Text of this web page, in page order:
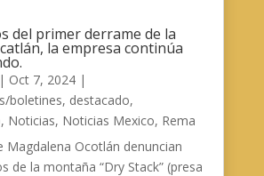
del primer derrame de la
la empresa continúa
Oct 7, 2024|
boletines, destacado,
, Noticias, Noticias Mexico, Rema
Magdalena Ocotlán denuncian
de la montaña “Dry Stack” (presa